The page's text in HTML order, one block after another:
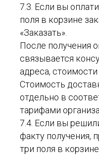
7.3. Если вы
поля в корзине
«Заказать».
После получения
связывается
адреса,
Стоимость
отдельно в
тарифами
7.4. Если вы
факту получения,
три поля в